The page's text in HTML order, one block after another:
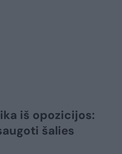
iš opozicijos:
šalies